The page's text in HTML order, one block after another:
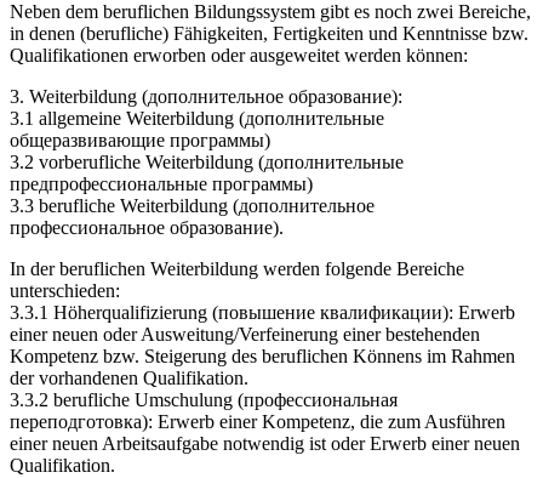
Neben dem beruflichen Bildungssystem gibt es noch zwei Bereiche,
in denen (berufliche) Fähigkeiten, Fertigkeiten und Kenntnisse bzw.
Qualifikationen erworben oder ausgeweitet werden können:
3. Weiterbildung (дополнительное образование):
3.1 allgemeine Weiterbildung (дополнительные
общеразвивающие программы)
3.2 vorberufliche Weiterbildung (дополнительные
предпрофессиональные программы)
3.3 berufliche Weiterbildung (дополнительное
профессиональное образование).
In der beruflichen Weiterbildung werden folgende Bereiche
unterschieden:
3.3.1 Höherqualifizierung (повышение квалификации): Erwerb
einer neuen oder Ausweitung/Verfeinerung einer bestehenden
Kompetenz bzw. Steigerung des beruflichen Könnens im Rahmen
der vorhandenen Qualifikation.
3.3.2 berufliche Umschulung (профессиональная
переподготовка): Erwerb einer Kompetenz, die zum Ausführen
einer neuen Arbeitsaufgabe notwendig ist oder Erwerb einer neuen
Qualifikation.